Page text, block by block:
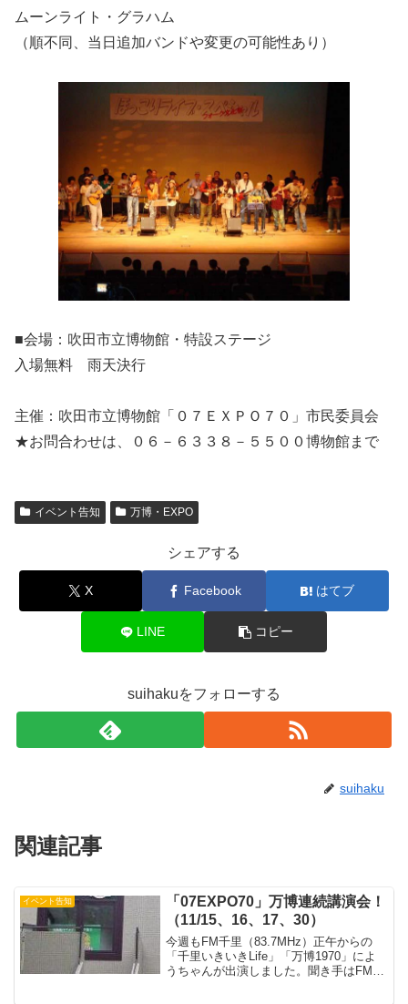
ムーンライト・グラハム
（順不同、当日追加バンドや変更の可能性あり）
■会場：吹田市立博物館・特設ステージ
入場無料 雨天決行
主催：吹田市立博物館「０７ＥＸＰＯ７０」市民委員会
★お問合わせは、０６－６３３８－５５００博物館まで
イベント告知 万博・EXPO
シェアする
X Facebook はてブ
LINE コピー
suihakuをフォローする
suihaku
関連記事
イベント告知
「07EXPO70」万博連続講演会！
（11/15、16、17、30）
今週もFM千里（83.7MHz）正午からの
「千里いきいきLife」「万博1970」によ
うちゃんが出演しました。聞き手はFM千